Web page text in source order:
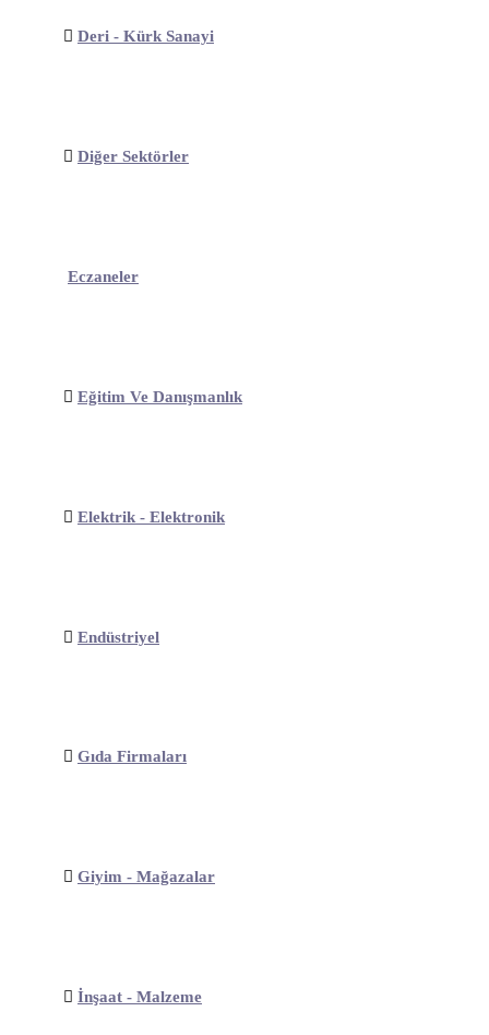
Deri - Kürk Sanayi
Diğer Sektörler
Eczaneler
Eğitim Ve Danışmanlık
Elektrik - Elektronik
Endüstriyel
Gıda Firmaları
Giyim - Mağazalar
İnşaat - Malzeme